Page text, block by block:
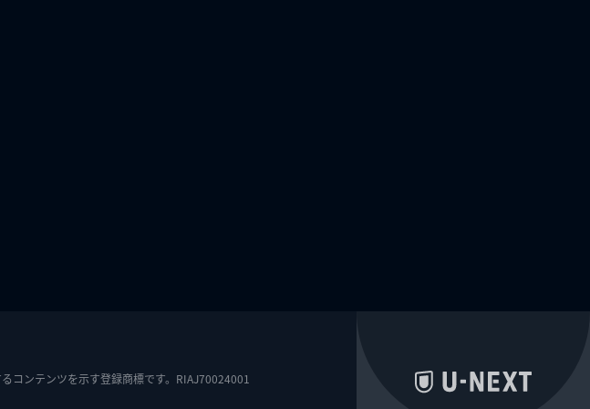
コンテンツを示す登録商標です。RIAJ70024001